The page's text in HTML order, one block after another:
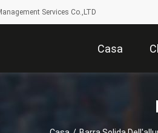
Services Co.,LTD
Casa